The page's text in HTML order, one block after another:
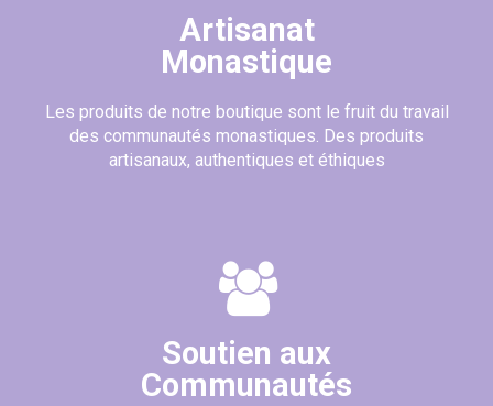
Artisanat
Monastique
Les produits de notre boutique sont le fruit du travail
des communautés monastiques. Des produits
artisanaux, authentiques et éthiques
Soutien aux
Communautés